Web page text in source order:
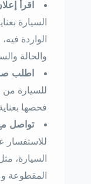
اقرأ
السيارة
الواردة
والحالة
اطلب
للسيارة
فحصها
تواصل
للاستفسار
السيارة،
المقطوعة